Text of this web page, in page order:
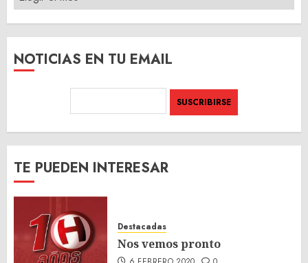
DEL
SITIO
NOTICIAS EN TU EMAIL
TE PUEDEN INTERESAR
Destacadas
Nos vemos pronto